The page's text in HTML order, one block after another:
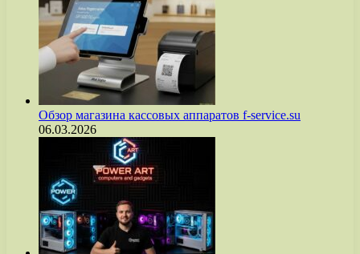
Обзор магазина кассовых аппаратов f-service.su
06.03.2026